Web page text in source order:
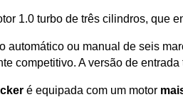
1.0 turbo de três cilindros, que
automático ou manual de seis
competitivo. A versão de
é equipada com um motor